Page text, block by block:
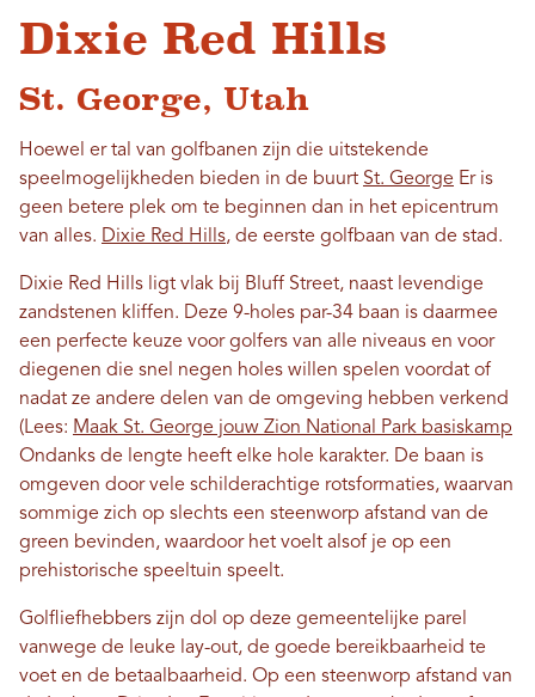
Dixie Red Hills
St. George, Utah
Hoewel er tal van golfbanen zijn die uitstekende
speelmogelijkheden bieden in de buurt St. George Er is
geen betere plek om te beginnen dan in het epicentrum
van alles. Dixie Red Hills, de eerste golfbaan van de stad.
Dixie Red Hills ligt vlak bij Bluff Street, naast levendige
zandstenen kliffen. Deze 9-holes par-34 baan is daarmee
een perfecte keuze voor golfers van alle niveaus en voor
diegenen die snel negen holes willen spelen voordat of
nadat ze andere delen van de omgeving hebben verkend
(Lees: Maak St. George jouw Zion National Park basiskamp
Ondanks de lengte heeft elke hole karakter. De baan is
omgeven door vele schilderachtige rotsformaties, waarvan
sommige zich op slechts een steenworp afstand van de
green bevinden, waardoor het voelt alsof je op een
prehistorische speeltuin speelt.
Golfliefhebbers zijn dol op deze gemeentelijke parel
vanwege de leuke lay-out, de goede bereikbaarheid te
voet en de betaalbaarheid. Op een steenworp afstand van